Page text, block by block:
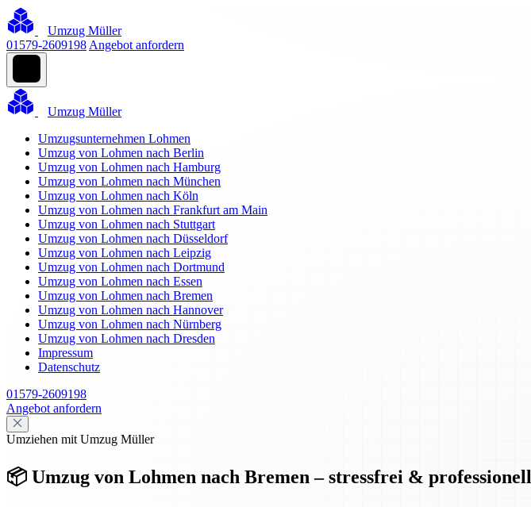
Umzug Müller
01579-2609198 Angebot anfordern
Umzug Müller
Umzugsunternehmen Lohmen
Umzug von Lohmen nach Berlin
Umzug von Lohmen nach Hamburg
Umzug von Lohmen nach München
Umzug von Lohmen nach Köln
Umzug von Lohmen nach Frankfurt am Main
Umzug von Lohmen nach Stuttgart
Umzug von Lohmen nach Düsseldorf
Umzug von Lohmen nach Leipzig
Umzug von Lohmen nach Dortmund
Umzug von Lohmen nach Essen
Umzug von Lohmen nach Bremen
Umzug von Lohmen nach Hannover
Umzug von Lohmen nach Nürnberg
Umzug von Lohmen nach Dresden
Impressum
Datenschutz
01579-2609198
Angebot anfordern
Umziehen mit Umzug Müller
📦 Umzug von Lohmen nach Bremen – stressfrei & professionell